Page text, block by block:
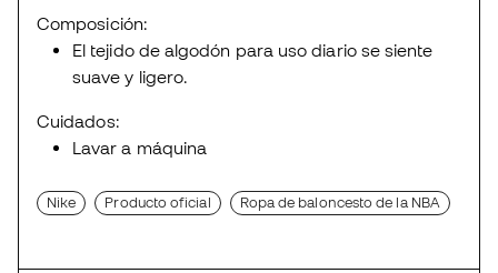
Composición:
El tejido de algodón para uso diario se siente
suave y ligero.
Cuidados:
Lavar a máquina
Nike Producto oficial Ropa de baloncesto de la NBA